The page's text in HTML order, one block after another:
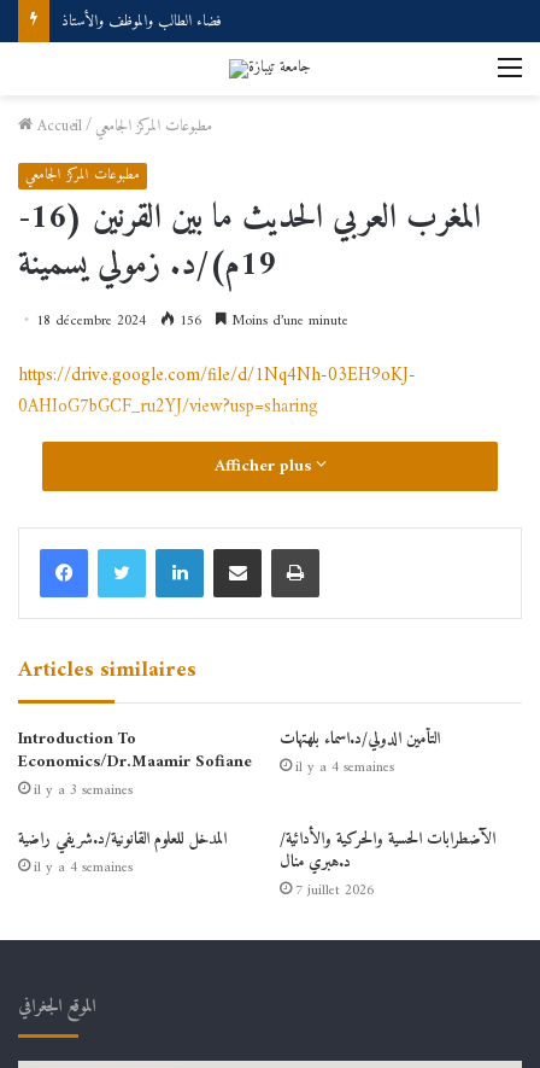
فضاء الطالب والموظف والأستاذ
Accueil/مطبوعات المركز الجامعي
مطبوعات المركز الجامعي
المغرب العربي الحديث ما بين القرنين (16-
19م)/د. زمولي يسمينة
18 décembre 2024 156 Moins d’une minute
https://drive.google.com/file/d/1Nq4Nh-03EH9oKJ-
0AHIoG7bGCF_ru2YJ/view?usp=sharing
Afficher plus
Linkedin Partager par email Imprimer
Articles similaires
Introduction To
Economics/Dr.Maamir Sofiane
il y a 3 semaines
التأمين الدولي/د.اسماء بلهتهات
il y a 4 semaines
المدخل للعلوم القانونية/د.شريفي راضية
il y a 4 semaines
الآضطرابات الحسية والحركية والأدائية/
د.هبري منال
7 juillet 2026
الموقع الجغرافي